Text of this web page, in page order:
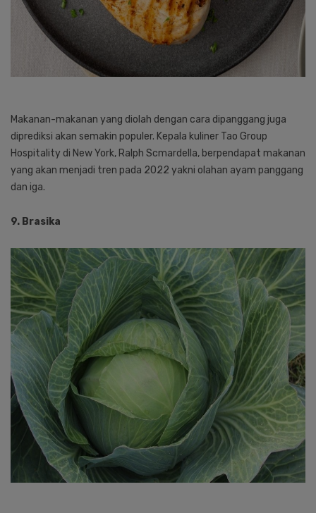
Makanan-makanan yang diolah dengan cara dipanggang juga
diprediksi akan semakin populer. Kepala kuliner Tao Group
Hospitality di New York, Ralph Scmardella, berpendapat makanan
yang akan menjadi tren pada 2022 yakni olahan ayam panggang
dan iga.
9. Brasika